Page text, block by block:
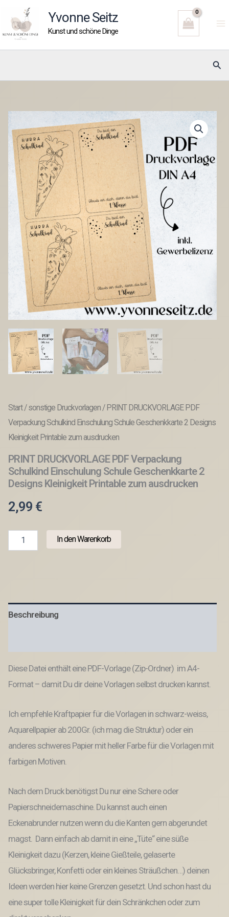
Inhalt
springen
Yvonne Seitz
Kunst und schöne Dinge
Start/sonstige Druckvorlagen/ PRINT DRUCKVORLAGE PDF
Verpackung Schulkind Einschulung Schule Geschenkkarte 2 Designs
Kleinigkeit Printable zum ausdrucken
PRINT DRUCKVORLAGE PDF Verpackung
Schulkind Einschulung Schule Geschenkkarte 2
Designs Kleinigkeit Printable zum ausdrucken
2,99 €
DRUCKVORLAGE
Geschenkkarte
2
ausdrucken
In den Warenkorb
Beschreibung
Diese Datei enthält eine PDF-Vorlage (Zip-Ordner) im A4-
Format – damit Du dir deine Vorlagen selbst drucken kannst.
Ich empfehle Kraftpapier für die Vorlagen in schwarz-weiss,
Aquarellpapier ab 200Gr. (ich mag die Struktur) oder ein
anderes schweres Papier mit heller Farbe für die Vorlagen mit
farbigen Motiven.
Nach dem Druck benötigst Du nur eine Schere oder
Papierschneidemaschine. Du kannst auch einen
Eckenabrunder nutzen wenn du die Kanten gern abgerundet
magst. Dann einfach ab damit in eine „Tüte“ eine süße
Kleinigkeit dazu (Kerzen, kleine Gießteile, gelaserte
Glücksbringer, Konfetti oder ein kleines Sträußchen…) deinen
Ideen werden hier keine Grenzen gesetzt. Und schon hast du
eine super tolle Kleinigkeit für dein Schränkchen oder zum